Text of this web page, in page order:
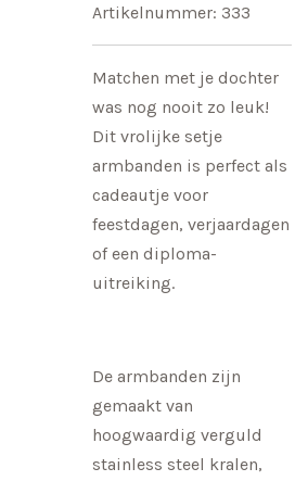
Artikelnummer: 333
Matchen met je dochter
was nog nooit zo leuk!
Dit vrolijke setje
armbanden is perfect als
cadeautje voor
feestdagen, verjaardagen
of een diploma-
uitreiking.
De armbanden zijn
gemaakt van
hoogwaardig verguld
stainless steel kralen,